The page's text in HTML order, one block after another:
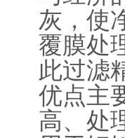
灰，使
覆膜处
此过滤
优点主
高、处